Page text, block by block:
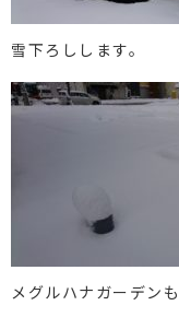
雪下ろしします。
メグルハナガーデン